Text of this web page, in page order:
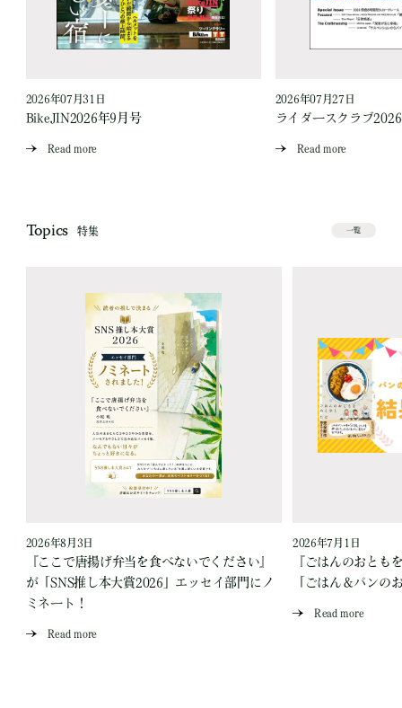
2026年07月31日
BikeJIN2026年9月号
Read more
2026年07月27日
ライダースクラブ
Read more
Topics 特集 一覧
2026年8月3日
『ここで唐揚げ弁当を食べないでください』
が「SNS推し本大賞2026」エッセイ部門にノ
ミネート！
Read more
2026年7月1日
『ごはんのおとも
「ごはん＆パンの
Read more